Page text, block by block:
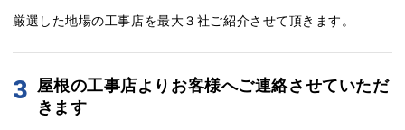
厳選した地場の工事店を最大３社ご紹介させて頂きます。
3 屋根の工事店よりお客様へご連絡させていただ
きます